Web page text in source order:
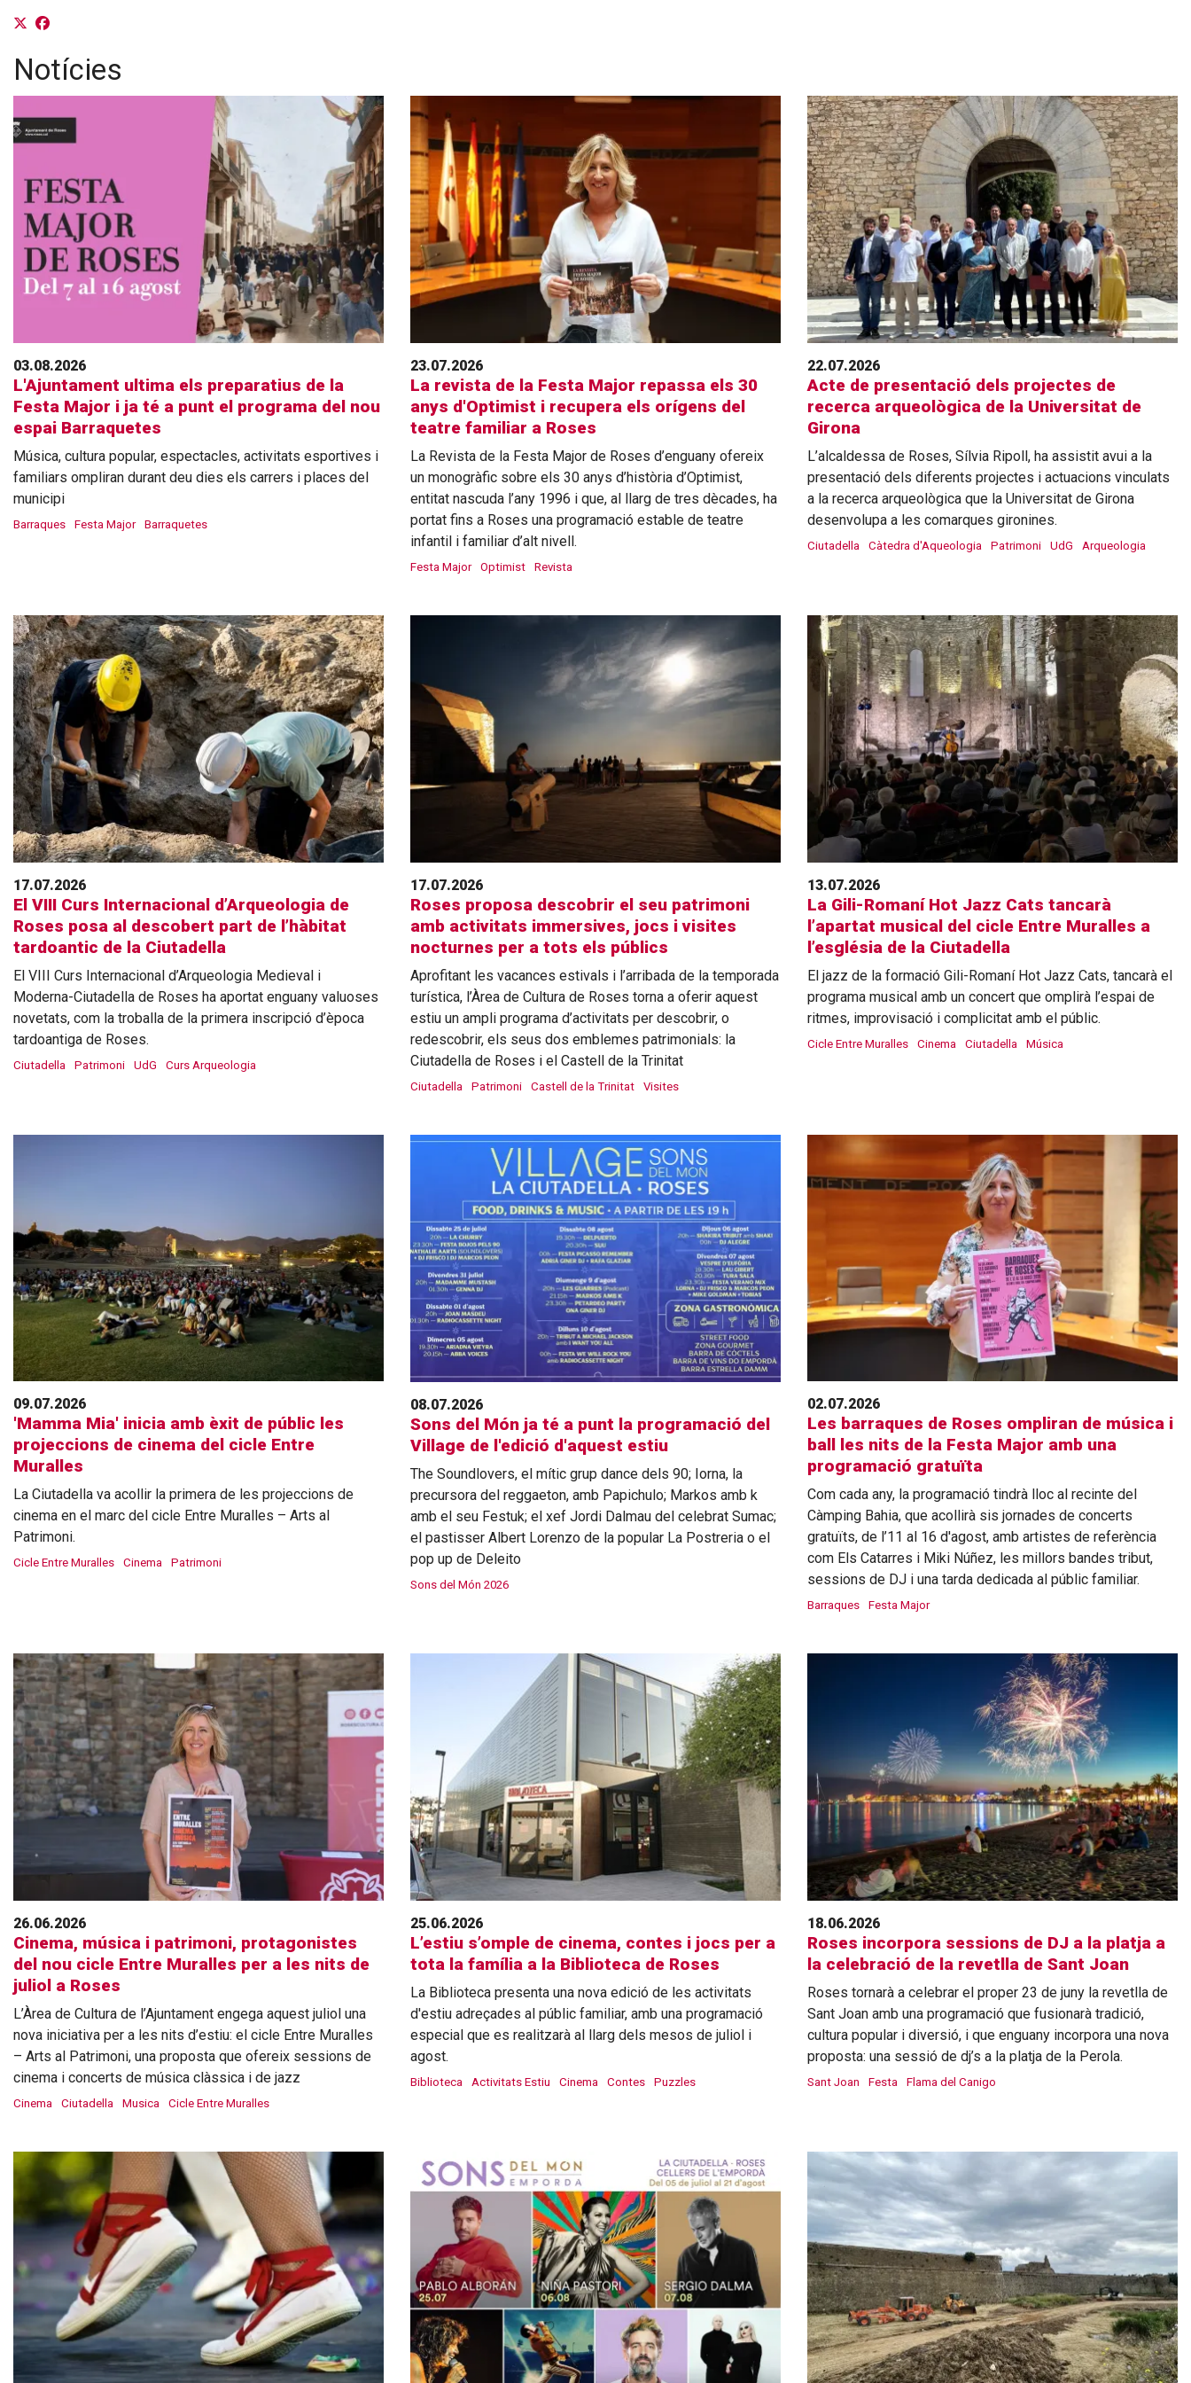
Notícies
03.08.2026
L'Ajuntament ultima els preparatius de la
Festa Major i ja té a punt el programa del nou
espai Barraquetes
Música, cultura popular, espectacles, activitats esportives i
familiars ompliran durant deu dies els carrers i places del
municipi
Barraques Festa Major Barraquetes
23.07.2026
La revista de la Festa Major repassa els 30
anys d'Optimist i recupera els orígens del
teatre familiar a Roses
La Revista de la Festa Major de Roses d’enguany ofereix
un monogràfic sobre els 30 anys d’història d’Optimist,
entitat nascuda l’any 1996 i que, al llarg de tres dècades, ha
portat fins a Roses una programació estable de teatre
infantil i familiar d’alt nivell.
Festa Major Optimist Revista
22.07.2026
Acte de presentació dels projectes de
recerca arqueològica de la Universitat de
Girona
L’alcaldessa de Roses, Sílvia Ripoll, ha assistit avui a la
presentació dels diferents projectes i actuacions vinculats
a la recerca arqueològica que la Universitat de Girona
desenvolupa a les comarques gironines.
Ciutadella Càtedra d'Aqueologia Patrimoni UdG Arqueologia
17.07.2026
El VIII Curs Internacional d’Arqueologia de
Roses posa al descobert part de l’hàbitat
tardoantic de la Ciutadella
El VIII Curs Internacional d’Arqueologia Medieval i
Moderna-Ciutadella de Roses ha aportat enguany valuoses
novetats, com la troballa de la primera inscripció d’època
tardoantiga de Roses.
Ciutadella Patrimoni UdG Curs Arqueologia
17.07.2026
Roses proposa descobrir el seu patrimoni
amb activitats immersives, jocs i visites
nocturnes per a tots els públics
Aprofitant les vacances estivals i l’arribada de la temporada
turística, l’Àrea de Cultura de Roses torna a oferir aquest
estiu un ampli programa d’activitats per descobrir, o
redescobrir, els seus dos emblemes patrimonials: la
Ciutadella de Roses i el Castell de la Trinitat
Ciutadella Patrimoni Castell de la Trinitat Visites
13.07.2026
La Gili-Romaní Hot Jazz Cats tancarà
l’apartat musical del cicle Entre Muralles a
l’església de la Ciutadella
El jazz de la formació Gili-Romaní Hot Jazz Cats, tancarà el
programa musical amb un concert que omplirà l’espai de
ritmes, improvisació i complicitat amb el públic.
Cicle Entre Muralles Cinema Ciutadella Música
09.07.2026
'Mamma Mia' inicia amb èxit de públic les
projeccions de cinema del cicle Entre
Muralles
La Ciutadella va acollir la primera de les projeccions de
cinema en el marc del cicle Entre Muralles – Arts al
Patrimoni.
Cicle Entre Muralles Cinema Patrimoni
08.07.2026
Sons del Món ja té a punt la programació del
Village de l'edició d'aquest estiu
The Soundlovers, el mític grup dance dels 90; Iorna, la
precursora del reggaeton, amb Papichulo; Markos amb k
amb el seu Festuk; el xef Jordi Dalmau del celebrat Sumac;
el pastisser Albert Lorenzo de la popular La Postreria o el
pop up de Deleito
Sons del Món 2026
02.07.2026
Les barraques de Roses ompliran de música i
ball les nits de la Festa Major amb una
programació gratuïta
Com cada any, la programació tindrà lloc al recinte del
Càmping Bahia, que acollirà sis jornades de concerts
gratuïts, de l’11 al 16 d'agost, amb artistes de referència
com Els Catarres i Miki Núñez, les millors bandes tribut,
sessions de DJ i una tarda dedicada al públic familiar.
Barraques Festa Major
26.06.2026
Cinema, música i patrimoni, protagonistes
del nou cicle Entre Muralles per a les nits de
juliol a Roses
L’Àrea de Cultura de l’Ajuntament engega aquest juliol una
nova iniciativa per a les nits d’estiu: el cicle Entre Muralles
– Arts al Patrimoni, una proposta que ofereix sessions de
cinema i concerts de música clàssica i de jazz
Cinema Ciutadella Musica Cicle Entre Muralles
25.06.2026
L’estiu s’omple de cinema, contes i jocs per a
tota la família a la Biblioteca de Roses
La Biblioteca presenta una nova edició de les activitats
d'estiu adreçades al públic familiar, amb una programació
especial que es realitzarà al llarg dels mesos de juliol i
agost.
Biblioteca Activitats Estiu Cinema Contes Puzzles
18.06.2026
Roses incorpora sessions de DJ a la platja a
la celebració de la revetlla de Sant Joan
Roses tornarà a celebrar el proper 23 de juny la revetlla de
Sant Joan amb una programació que fusionarà tradició,
cultura popular i diversió, i que enguany incorpora una nova
proposta: una sessió de dj’s a la platja de la Perola.
Sant Joan Festa Flama del Canigo